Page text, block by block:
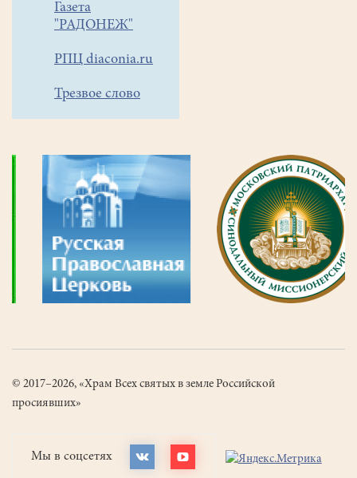
Газета
"РАДОНЕЖ"
РПЦ diaconia.ru
Трезвое слово
© 2017–2026, «Храм Всех святых в земле Российской
просиявших»
Мы в соцсетях